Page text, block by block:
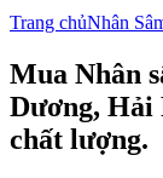
Trang chủNhân
Mua Nhân
Dương, Hải
chất lượng.